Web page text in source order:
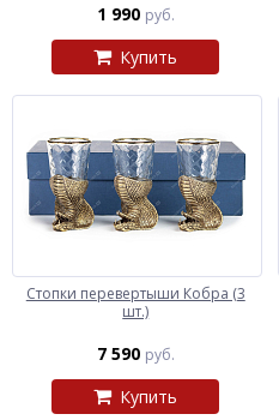
1 990 руб.
Купить
Стопки перевертыши Кобра (3
шт.)
7 590 руб.
Купить